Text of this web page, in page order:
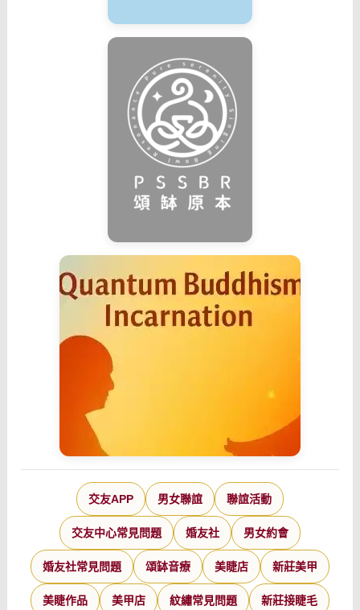
交友APP 男女聯誼 聯誼活動
交友中心常見問題 婚友社 男女約會
婚友社常見問題 頌缽音療 美睫店 新莊美甲
美睫作品 美甲店 紋繡常見問題 新莊接睫毛